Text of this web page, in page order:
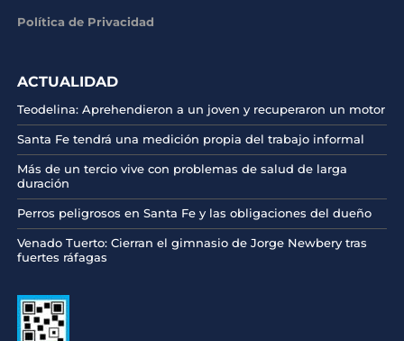
Política de Privacidad
ACTUALIDAD
Teodelina: Aprehendieron a un joven y recuperaron un motor
Santa Fe tendrá una medición propia del trabajo informal
Más de un tercio vive con problemas de salud de larga
duración
Perros peligrosos en Santa Fe y las obligaciones del dueño
Venado Tuerto: Cierran el gimnasio de Jorge Newbery tras
fuertes ráfagas